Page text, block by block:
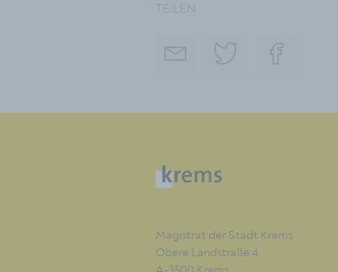
Magistrat der Stadt Krems
Obere Landstraße 4